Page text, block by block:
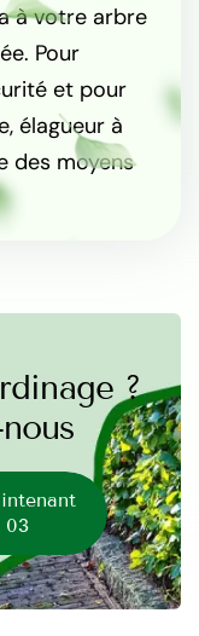
à votre arbre
Pour
et pour
élagueur à
des moyens
?
03